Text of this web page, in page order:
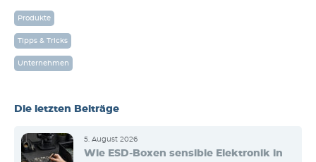
Produkte
Tipps & Tricks
Unternehmen
Die letzten Beiträge
5. August 2026
Wie ESD-Boxen sensible Elektronik in